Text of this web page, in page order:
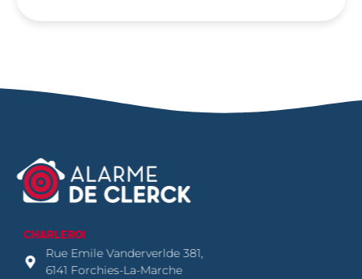
CHARLEROI
Rue Emile Vanderverlde 381,
6141 Forchies-La-Marche